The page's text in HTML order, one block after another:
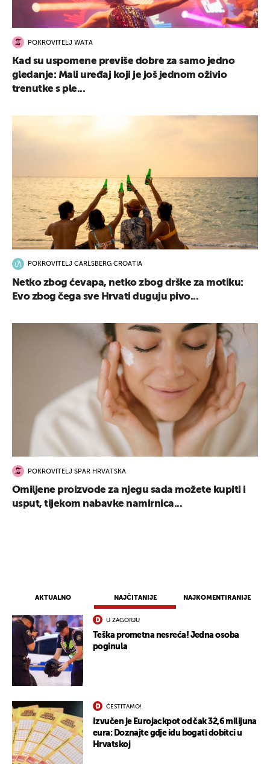
AKTUALNO NAJČITANIJE NAJKOMENTIRANIJE
U ZAGORJU
Teška prometna nesreća! Jedna osoba
poginula
ČESTITAMO!
Izvučen je Eurojackpot od čak 32,6 milijuna
eura: Doznajte gdje idu bogati dobitci u
Hrvatskoj
POKROVITELJ WATA
Kad su uspomene previše dobre za samo jedno
gledanje: Mali uređaj koji je još jednom oživio
trenutke s ple...
POKROVITELJ CARLSBERG CROATIA
Netko zbog ćevapa, netko zbog drške za motiku:
Evo zbog čega sve Hrvati duguju pivo...
POKROVITELJ SPAR HRVATSKA
Omiljene proizvode za njegu sada možete kupiti i
usput, tijekom nabavke namirnica...